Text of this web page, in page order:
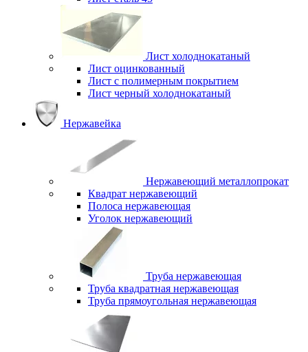
Лист холоднокатаный
Лист оцинкованный
Лист с полимерным покрытием
Лист черный холоднокатаный
Нержавейка
Нержавеющий металлопрокат
Квадрат нержавеющий
Полоса нержавеющая
Уголок нержавеющий
Труба нержавеющая
Труба квадратная нержавеющая
Труба прямоугольная нержавеющая